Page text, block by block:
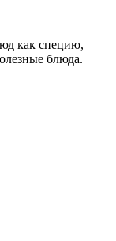
как специю,
блюда.